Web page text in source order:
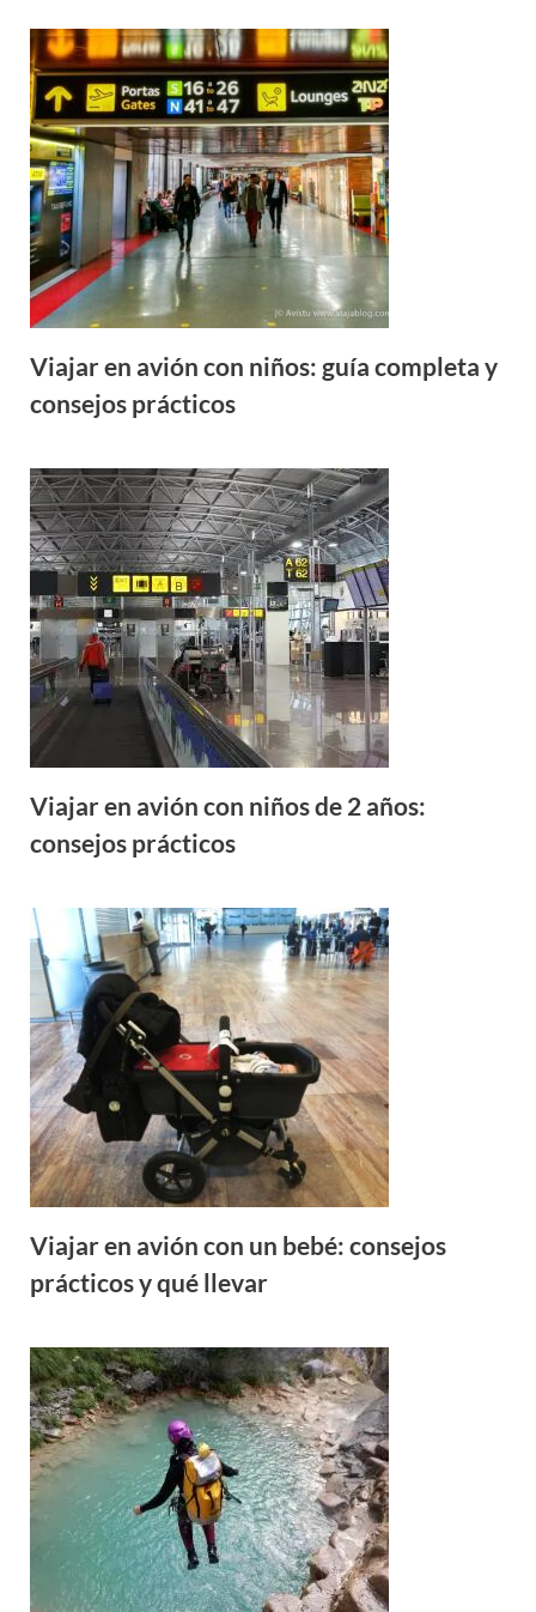
Viajar en avión con niños: guía completa y
consejos prácticos
Viajar en avión con niños de 2 años:
consejos prácticos
Viajar en avión con un bebé: consejos
prácticos y qué llevar